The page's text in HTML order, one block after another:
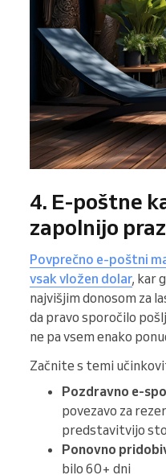
4. E-poštne
zapolnijo
Povprečno e-poštni
vsak vložen dolar, kar
najvišjim donosom za
da pravo sporočilo
ne pa vsem enako
Začnite s temi
Pozdravno e-
povezavo za
predstavitvijo
Ponovno
bilo 60+ dni